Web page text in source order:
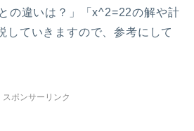
の違いは？」「x^2=22の解や計
していきますので、参考にして
スポンサーリンク